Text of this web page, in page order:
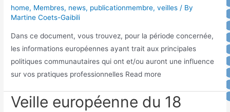
home, Membres, news, publicationmembre,veilles / By
Martine Coets-Gaibili
Dans ce document, vous trouvez, pour la période concernée,
les informations européennes ayant trait aux principales
politiques communautaires qui ont et/ou auront une influence
sur vos pratiques professionnelles Read more
Veille européenne du 18